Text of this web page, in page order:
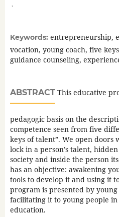
Keywords: entrepreneurship,
vocation, young coach, five
guidance counseling,
ABSTRACTThis educative
pedagogic basis on the
competence seen from five
keys of talent”. We open doors
lock in a person’s talent,
society and inside the person
has an objective: awakening
tools to develop it and using it
program is presented by
facilitating it to young people
education.